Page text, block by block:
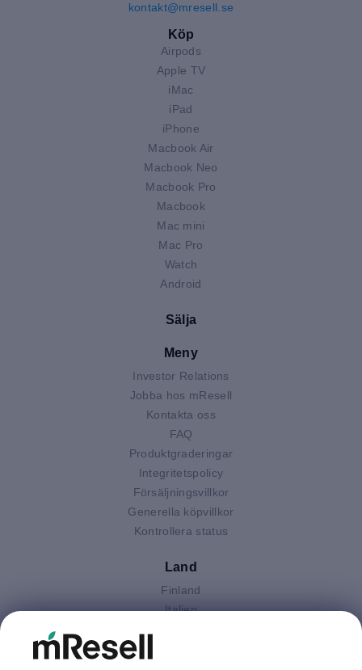
kontakt@mresell.se
Köp
Airpods
Apple TV
iMac
iPad
iPhone
Macbook Air
Macbook Neo
Macbook Pro
Macbook
Mac mini
Mac Pro
Watch
Android
Sälja
Meny
Investor Relations
Jobba hos mResell
Kontakta oss
FAQ
Produktgraderingar
Integritetspolicy
Försäljningsvillkor
Generella köpvillkor
Kontrollera status
Land
Finland
Italien